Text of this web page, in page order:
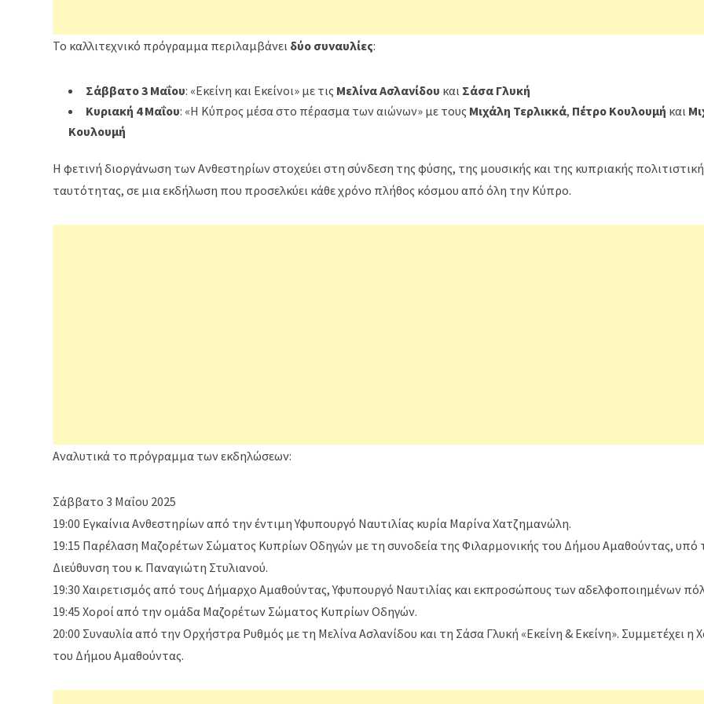
Το καλλιτεχνικό πρόγραμμα περιλαμβάνει δύο συναυλίες:
Σάββατο 3 Μαΐου: «Εκείνη και Εκείνοι» με τις Μελίνα Ασλανίδου και Σάσα Γλυκή
Κυριακή 4 Μαΐου: «Η Κύπρος μέσα στο πέρασμα των αιώνων» με τους Μιχάλη Τερλικκά, Πέτρο Κουλουμή και
Κουλουμή
Η φετινή διοργάνωση των Ανθεστηρίων στοχεύει στη σύνδεση της φύσης, της μουσικής και της κυπριακής
ταυτότητας, σε μια εκδήλωση που προσελκύει κάθε χρόνο πλήθος κόσμου από όλη την Κύπρο.
Αναλυτικά το πρόγραμμα των εκδηλώσεων:
Σάββατο 3 Μαΐου 2025
19:00 Εγκαίνια Ανθεστηρίων από την έντιμη Υφυπουργό Ναυτιλίας κυρία Μαρίνα Χατζημανώλη.
19:15 Παρέλαση Μαζορέτων Σώματος Κυπρίων Οδηγών με τη συνοδεία της Φιλαρμονικής του Δήμου Αμαθούντας, υπό
Διεύθυνση του κ. Παναγιώτη Στυλιανού.
19:30 Χαιρετισμός από τους Δήμαρχο Αμαθούντας, Υφυπουργό Ναυτιλίας και εκπροσώπους των αδελφοποιημένων
19:45 Χοροί από την ομάδα Μαζορέτων Σώματος Κυπρίων Οδηγών.
20:00 Συναυλία από την Ορχήστρα Ρυθμός με τη Μελίνα Ασλανίδου και τη Σάσα Γλυκή «Εκείνη & Εκείνη». Συμμετέχει η
του Δήμου Αμαθούντας.